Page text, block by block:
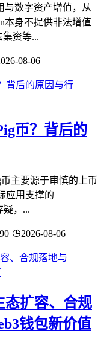
与数字资产增值，从
本身不提供非法增值
资等...
08-06
币？背后的
主要源于审慎的上币
应用支撑的
疑，...
2026-08-06
态扩容、合规
钱包新价值